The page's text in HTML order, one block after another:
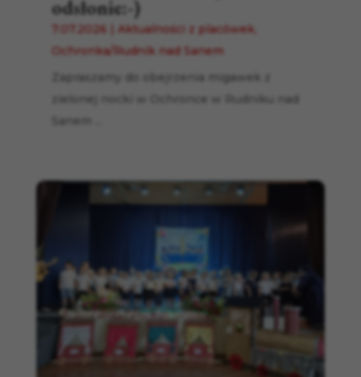
odsłonie:-)
7.07.2026 Aktualności z placówek
Ochronka/Rudnik nad Sanem
Zapraszamy do obejrzenia migawek z
zielonej nocki w Ochronce w Rudniku nad
Sanem ...